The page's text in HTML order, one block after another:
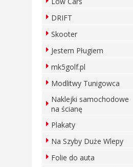
DRIFT
Skooter
Jestem Pługiem
mk5golf.pl
Modlitwy Tunigowca
Naklejki samochodowe
na ścianę
Plakaty
Na Szyby Duże Wlepy
Folie do auta